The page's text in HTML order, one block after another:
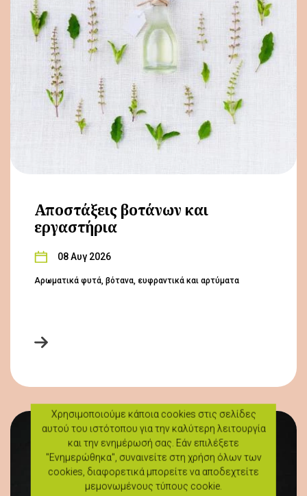
Αποστάξεις βοτάνων και
εργαστήρια
08 Αυγ 2026
Αρωματικά φυτά, βότανα, ευφραντικά και αρτύματα
Χρησιμοποιούμε κάποια cookies στις σελίδες
αυτού του ιστότοπου για την καλύτερη λειτουργία
και την ενημέρωσή σας. Εάν επιλέξετε
"Ενημερώθηκα", συναινείτε στη χρήση όλων των
cookies, διαφορετικά μπορείτε να αποδεχτείτε
μεμονωμένους τύπους cookie.